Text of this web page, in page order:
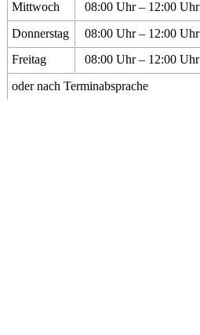
Mittwoch
08:00 Uhr – 12:00 Uhr
Donnerstag
08:00 Uhr – 12:00 Uhr
Freitag
08:00 Uhr – 12:00 Uhr
oder nach Terminabsprache